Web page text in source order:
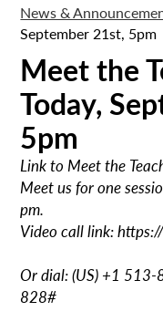
News &
September 21st, 5pm
Meet the
Today,
5pm
Link to Meet the
Meet us for one
pm.
Video call link:
Or dial: ‪(US) +1
828‬#